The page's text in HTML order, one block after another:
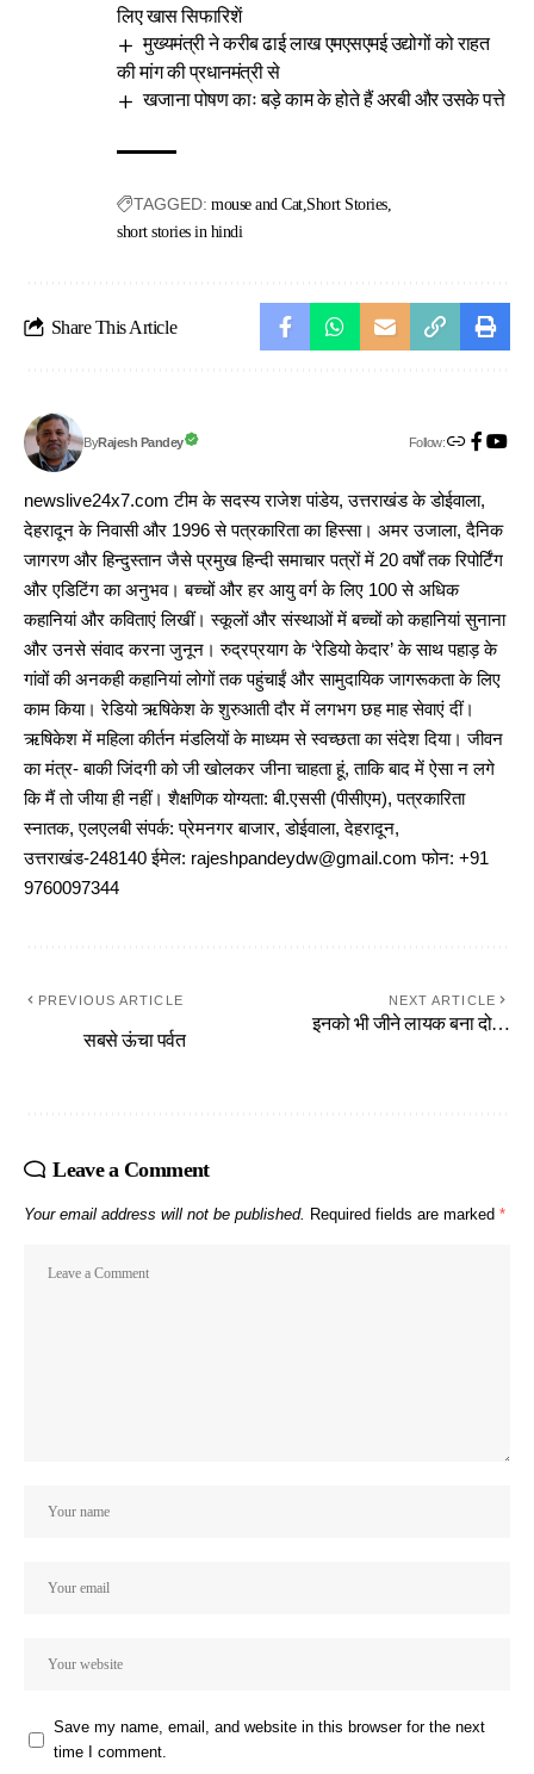
लिए खास सिफारिशें
मुख्यमंत्री ने करीब ढाई लाख एमएसएमई उद्योगों को राहत
की मांग की प्रधानमंत्री से
खजाना पोषण काः बड़े काम के होते हैं अरबी और उसके पत्ते
TAGGED: mouse and Cat Short Stories
short stories in hindi
Share This Article
ByRajesh Pandey Follow:
newslive24x7.com टीम के सदस्य राजेश पांडेय, उत्तराखंड के डोईवाला,
देहरादून के निवासी और 1996 से पत्रकारिता का हिस्सा। अमर उजाला, दैनिक
जागरण और हिन्दुस्तान जैसे प्रमुख हिन्दी समाचार पत्रों में 20 वर्षों तक रिपोर्टिंग
और एडिटिंग का अनुभव। बच्चों और हर आयु वर्ग के लिए 100 से अधिक
कहानियां और कविताएं लिखीं। स्कूलों और संस्थाओं में बच्चों को कहानियां सुनाना
और उनसे संवाद करना जुनून। रुद्रप्रयाग के ‘रेडियो केदार’ के साथ पहाड़ के
गांवों की अनकही कहानियां लोगों तक पहुंचाईं और सामुदायिक जागरूकता के लिए
काम किया। रेडियो ऋषिकेश के शुरुआती दौर में लगभग छह माह सेवाएं दीं।
ऋषिकेश में महिला कीर्तन मंडलियों के माध्यम से स्वच्छता का संदेश दिया। जीवन
का मंत्र- बाकी जिंदगी को जी खोलकर जीना चाहता हूं, ताकि बाद में ऐसा न लगे
कि मैं तो जीया ही नहीं। शैक्षणिक योग्यता: बी.एससी (पीसीएम), पत्रकारिता
स्नातक, एलएलबी संपर्क: प्रेमनगर बाजार, डोईवाला, देहरादून,
उत्तराखंड-248140 ईमेल: rajeshpandeydw@gmail.com फोन: +91
9760097344
PREVIOUS ARTICLE
सबसे ऊंचा पर्वत
NEXT ARTICLE
इनको भी जीने लायक बना दो…
Leave a Comment
Your email address will not be published. Required fields are marked *
Save my name, email, and website in this browser for the next
time I comment.